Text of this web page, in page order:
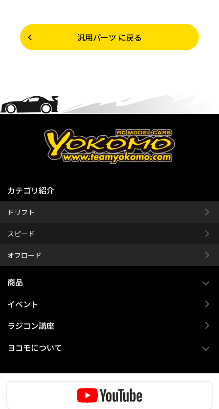
汎用パーツ に戻る
カテゴリ紹介
ドリフト
スピード
オフロード
商品
イベント
ラジコン講座
ヨコモについて